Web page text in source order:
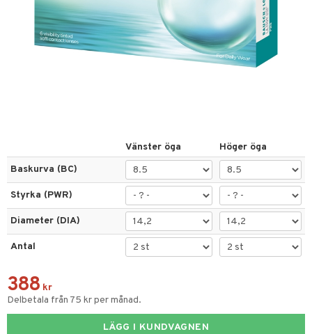
Vänster öga
Höger öga
Baskurva (BC)
Styrka (PWR)
Diameter (DIA)
Antal
388 kr
Delbetala från 75 kr per månad.
LÄGG I KUNDVAGNEN
svar